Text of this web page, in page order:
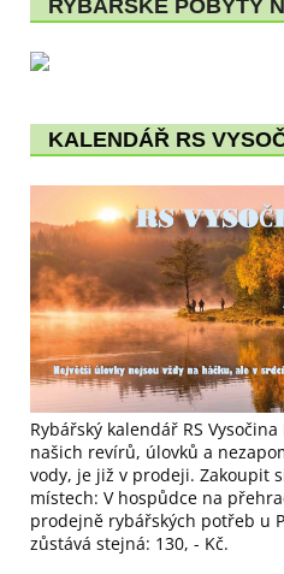
RYBÁŘSKÉ POBYTY
KALENDÁŘ RS
Rybářský kalendář RS
našich revírů, úlovků a
vody, je již v prodeji. Zakoupit
místech: V hospůdce na
prodejně rybářských potřeb u
zůstává stejná: 130, - Kč.